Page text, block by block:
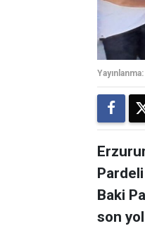
Yayınlanma:
Baki
son